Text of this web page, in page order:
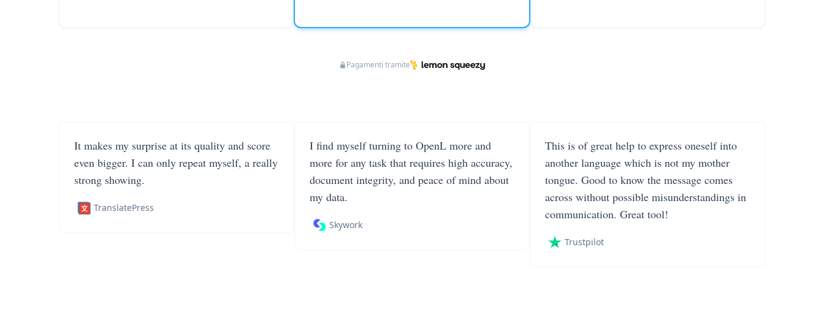
Pagamenti tramite
It makes my surprise at its quality and score
even bigger. I can only repeat myself, a really
strong showing.
TranslatePress
I find myself turning to OpenL more and
more for any task that requires high accuracy,
document integrity, and peace of mind about
my data.
Skywork
This is of great help to express oneself into
another language which is not my mother
tongue. Good to know the message comes
across without possible misunderstandings in
communication. Great tool!
Trustpilot